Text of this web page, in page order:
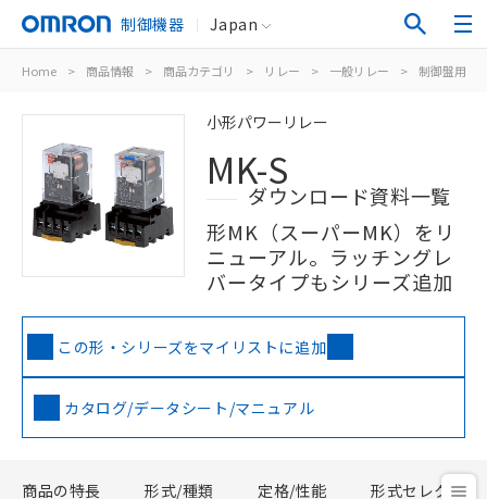
制御機器 Japan
Home > 商品情報 > 商品カテゴリ > リレー > 一般リレー > 制御盤用
小形パワーリレー
MK-S
ダウンロード資料一覧
形MK（スーパーMK）をリ
ニューアル。ラッチングレ
バータイプもシリーズ追加
この形・シリーズをマイリストに追加
カタログ/データシート/マニュアル
商品の特長 形式/種類 定格/性能 形式セレクタ